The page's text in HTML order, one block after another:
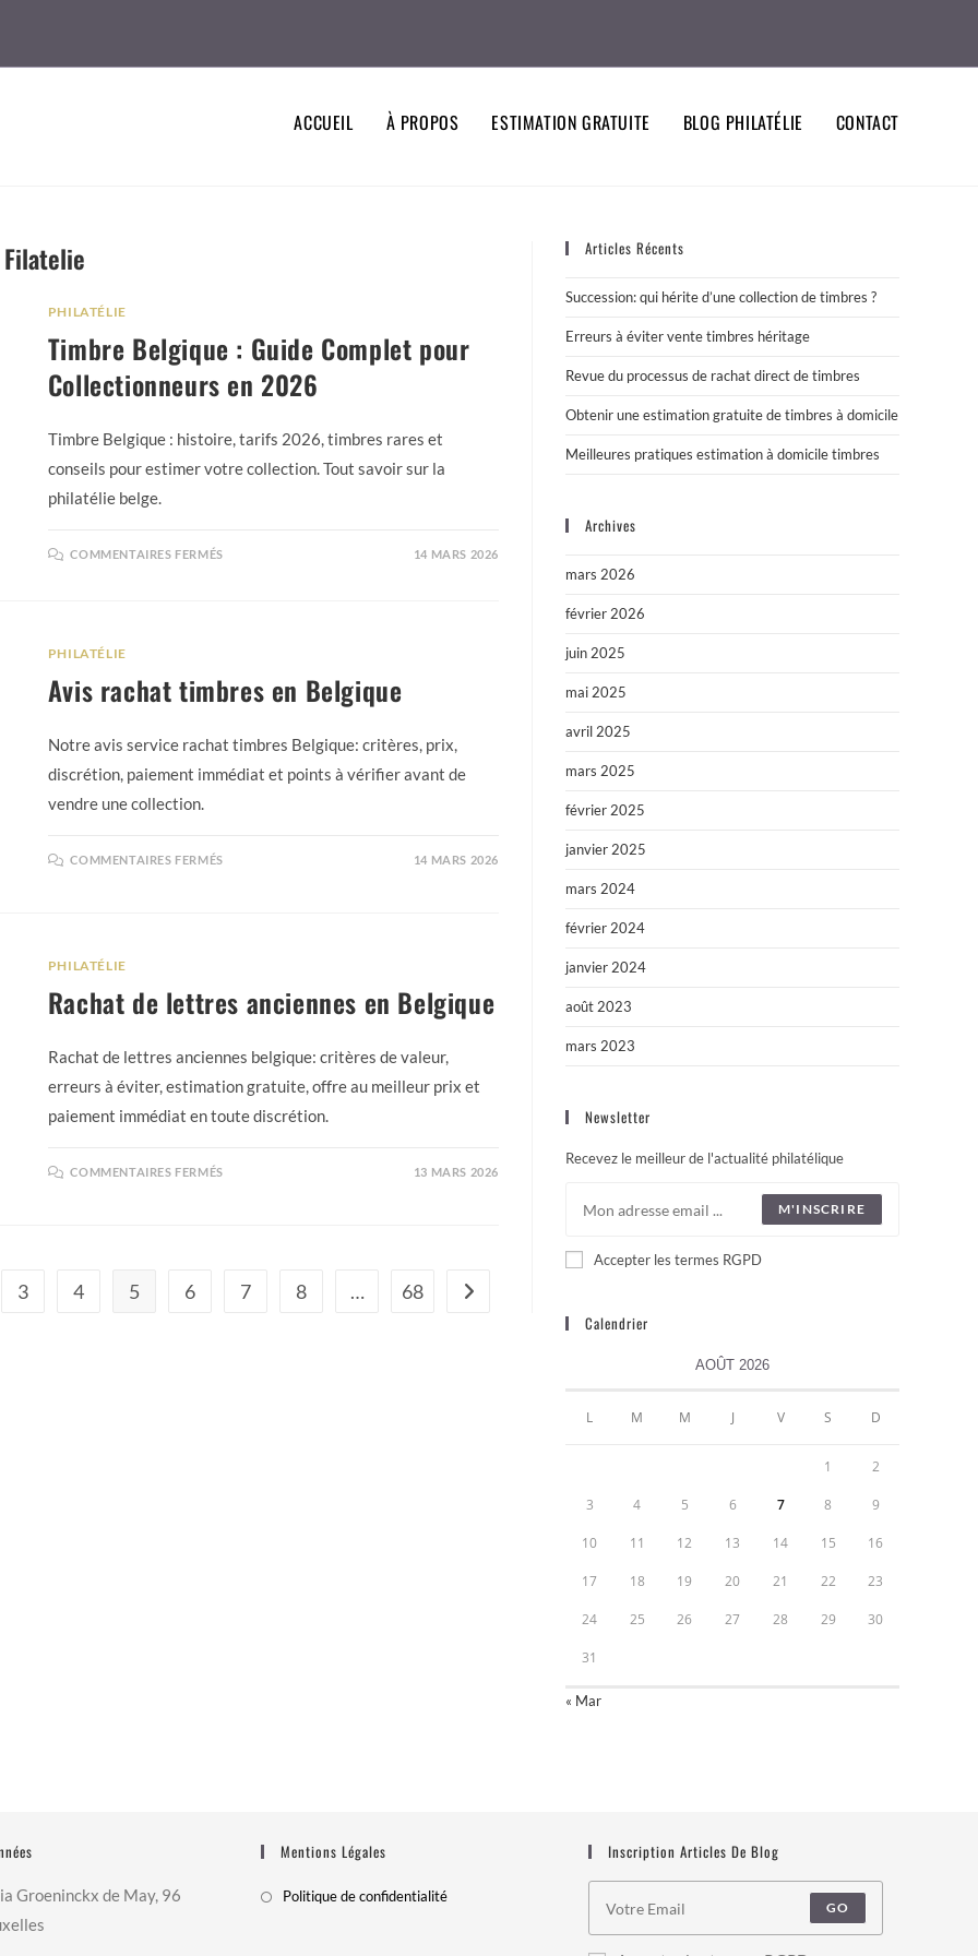
ACCUEIL À PROPOS ESTIMATION GRATUITE BLOG PHILATÉLIE CONTACT
Filatelie
PHILATÉLIE
Timbre Belgique : Guide Complet pour
Collectionneurs en 2026
Timbre Belgique : histoire, tarifs 2026, timbres rares et
conseils pour estimer votre collection. Tout savoir sur la
philatélie belge.
COMMENTAIRES FERMÉS 14 MARS 2026
PHILATÉLIE
Avis rachat timbres en Belgique
Notre avis service rachat timbres Belgique: critères, prix,
discrétion, paiement immédiat et points à vérifier avant de
vendre une collection.
COMMENTAIRES FERMÉS 14 MARS 2026
PHILATÉLIE
Rachat de lettres anciennes en Belgique
Rachat de lettres anciennes belgique: critères de valeur,
erreurs à éviter, estimation gratuite, offre au meilleur prix et
paiement immédiat en toute discrétion.
COMMENTAIRES FERMÉS 13 MARS 2026
3 4 5 6 7 8 … 68
Articles Récents
Succession: qui hérite d’une collection de timbres ?
Erreurs à éviter vente timbres héritage
Revue du processus de rachat direct de timbres
Obtenir une estimation gratuite de timbres à domicile
Meilleures pratiques estimation à domicile timbres
Archives
mars 2026
février 2026
juin 2025
mai 2025
avril 2025
mars 2025
février 2025
janvier 2025
mars 2024
février 2024
janvier 2024
août 2023
mars 2023
Newsletter
Recevez le meilleur de l'actualité philatélique
M'INSCRIRE
Accepter les termes RGPD
Calendrier
AOÛT 2026
L M M J V S D
1 2
3 4 5 6 7 8 9
10 11 12 13 14 15 16
17 18 19 20 21 22 23
24 25 26 27 28 29 30
31
« Mar
Groeninckx de May, 96
Mentions Légales
Politique de confidentialité
Inscription Articles De Blog
GO